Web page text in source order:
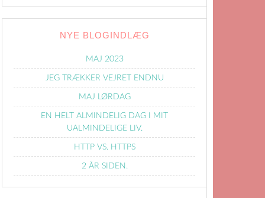
NYE BLOGINDLÆG
MAJ 2023
JEG TRÆKKER VEJRET ENDNU
MAJ LØRDAG
EN HELT ALMINDELIG DAG I MIT
UALMINDELIGE LIV.
HTTP VS. HTTPS
2 ÅR SIDEN.